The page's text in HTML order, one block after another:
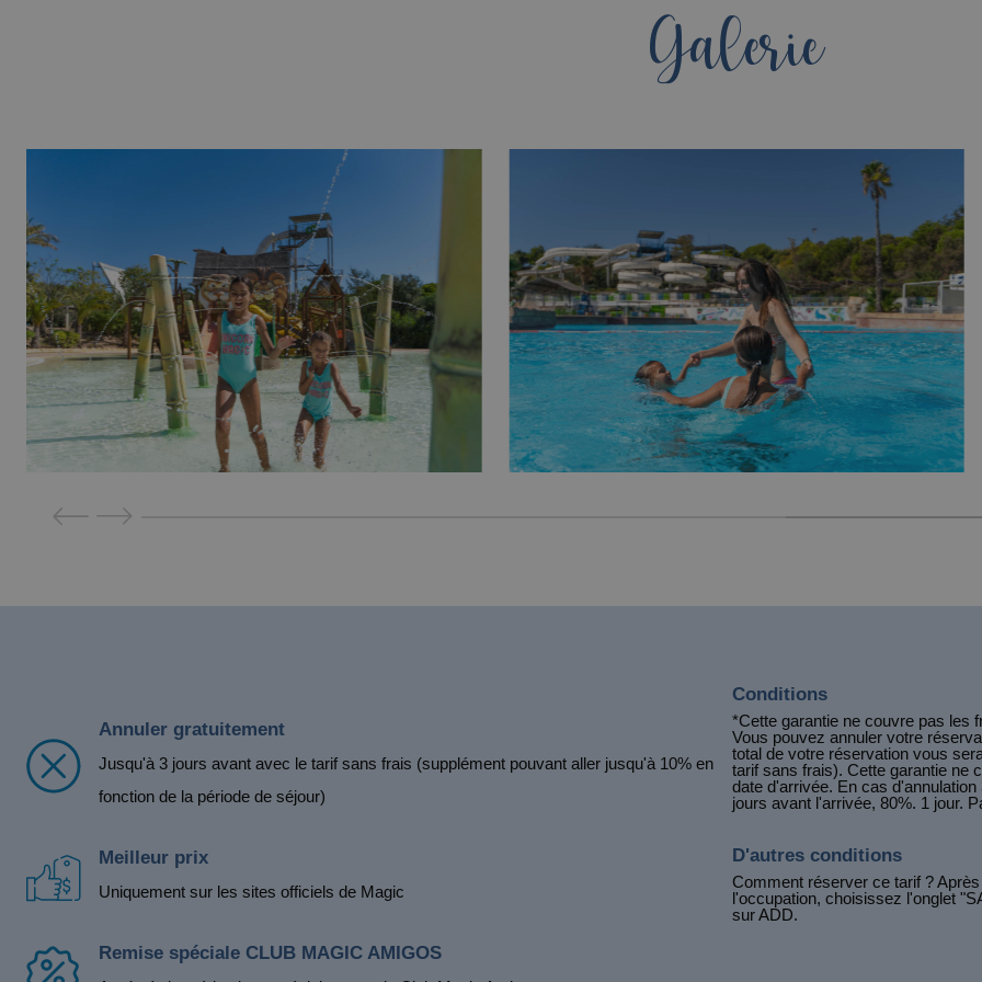
Hotel Vila-Real Palace
Hotel Vila-real Marina AzulGalerie
Annuler gratuitement
Jusqu'à 3 jours avant avec le tarif sans frais (supplément pouvant aller jusqu'à 10% en
fonction de la période de séjour)
Meilleur prix
Uniquement sur les sites officiels de Magic
Remise spéciale CLUB MAGIC AMIGOS
Conditions
*Cette garantie ne couvre pas les
Vous pouvez annuler votre
total de votre réservation vous
tarif sans frais). Cette garantie ne
date d'arrivée. En cas
jours avant l'arrivée, 80%. 1 jour.
D'autres conditions
Comment réserver ce tarif ?
l'occupation, choisissez l'onglet
sur ADD.